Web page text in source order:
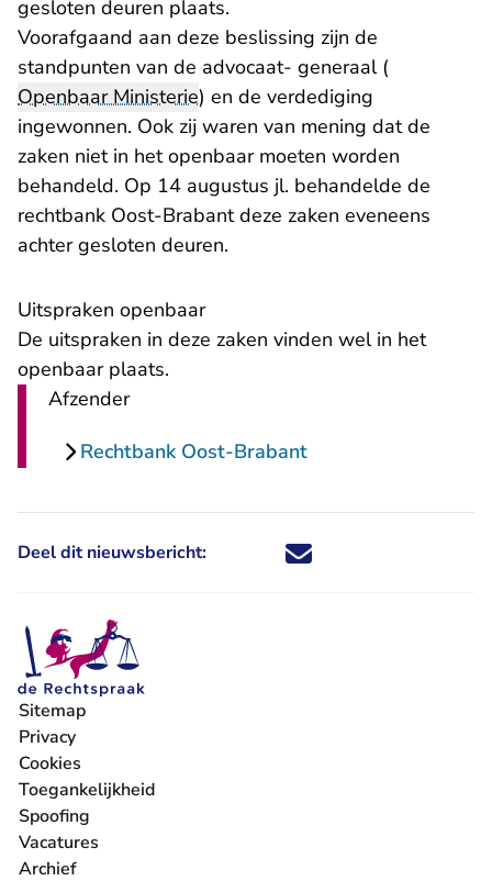
gesloten deuren plaats.
Voorafgaand aan deze beslissing zijn de
standpunten van de advocaat- generaal (
Openbaar Ministerie) en de verdediging
ingewonnen. Ook zij waren van mening dat de
zaken niet in het openbaar moeten worden
behandeld. Op 14 augustus jl. behandelde de
rechtbank Oost-Brabantdeze zaken eveneens
achter gesloten deuren.
Uitspraken openbaar
De uitspraken in deze zaken vinden wel in het
openbaar plaats.
Afzender
Rechtbank Oost-Brabant
Deel dit nieuwsbericht: Deel dit nieuwsbericht via X -
Deel dit nieuwsbericht via
Deel dit nieuwsbericht
Deel dit
Sitemap
Privacy
Cookies
Toegankelijkheid
Spoofing
Vacatures
- U verlaat Rechtspraak.nl
Archief